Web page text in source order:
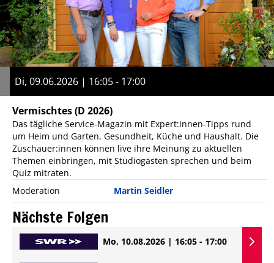
Di, 09.06.2026 | 16:05 - 17:00
Vermischtes(D 2026)
Das tägliche Service-Magazin mit Expert:innen-Tipps rund
um Heim und Garten, Gesundheit, Küche und Haushalt. Die
Zuschauer:innen können live ihre Meinung zu aktuellen
Themen einbringen, mit Studiogästen sprechen und beim
Quiz mitraten.
Moderation
Martin Seidler
Nächste Folgen
Mo, 10.08.2026 | 16:05 - 17:00